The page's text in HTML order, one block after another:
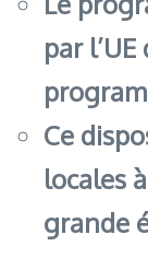
par
Ce
locales
grande